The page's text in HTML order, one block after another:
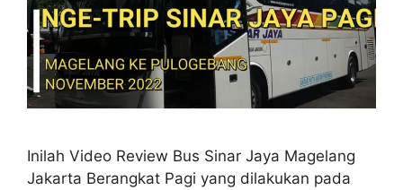
Inilah Video Review Bus Sinar Jaya Magelang
Jakarta Berangkat Pagi yang dilakukan pada